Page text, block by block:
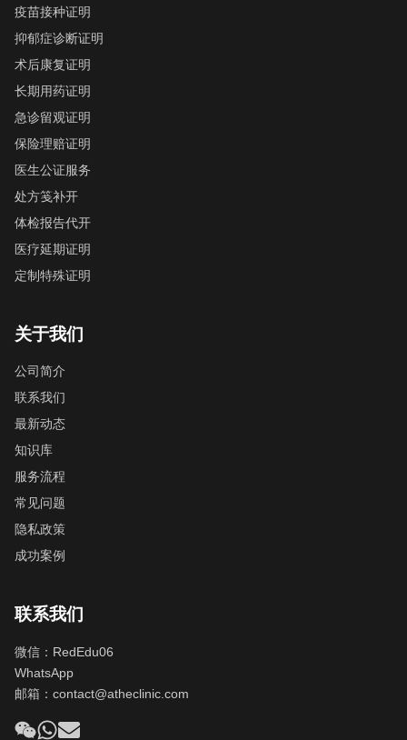
疫苗接种证明
抑郁症诊断证明
术后康复证明
长期用药证明
急诊留观证明
保险理赔证明
医生公证服务
处方笺补开
体检报告代开
医疗延期证明
定制特殊证明
关于我们
公司简介
联系我们
最新动态
知识库
服务流程
常见问题
隐私政策
成功案例
联系我们
微信：RedEdu06
WhatsApp
邮箱： contact@atheclinic.com